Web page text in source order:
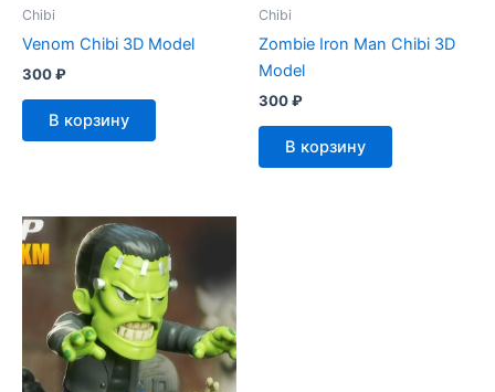
Chibi
Venom Chibi 3D Model
300₽
В корзину
Chibi
Zombie Iron Man Chibi 3D
Model
300₽
В корзину